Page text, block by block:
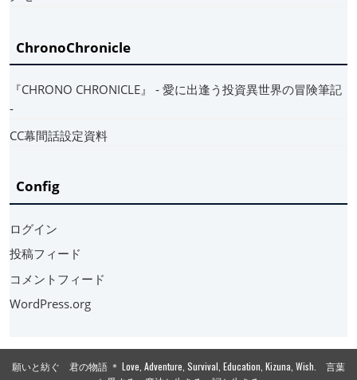
ChronoChronicle
『CHRONO CHRONICLE』 ‐ 愛に出逢う投資異世界の冒険筆記
‐
CC幕間話設定資料
Config
ログイン
投稿フィード
コメントフィード
WordPress.org
願いと紡ぐ 君の物語 ＊ Love, Adventure, Survival, Education, Kizuna, Wish. 言葉